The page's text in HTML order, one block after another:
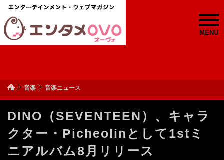
MENU
音楽 音楽ニュース
DINO（SEVENTEEN）、キャラ
クター・Picheolinとして1stミ
ニアルバム8月リリース